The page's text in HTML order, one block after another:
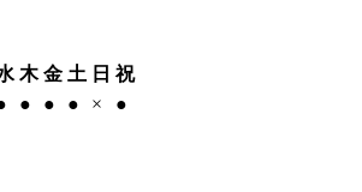
木 金 土 日 祝
● ● ● × ●